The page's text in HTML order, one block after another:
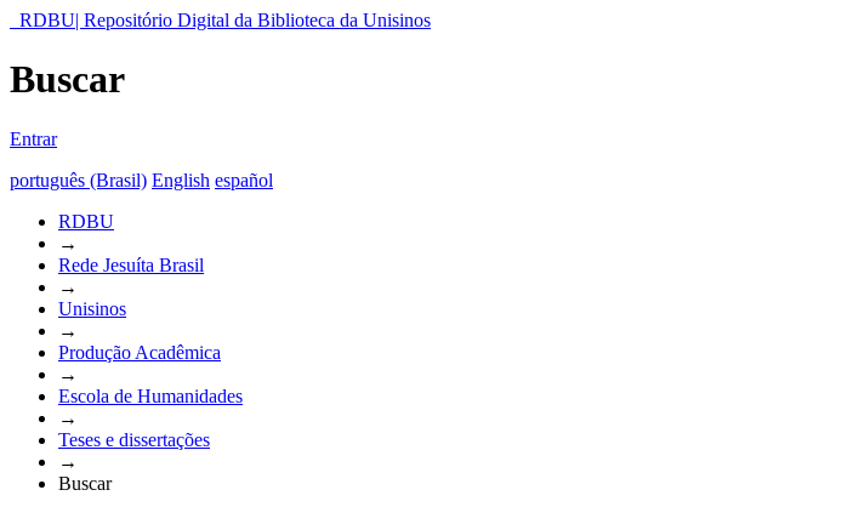
RDBU| Repositório Digital da Biblioteca da Unisinos
Buscar
Entrar
português (Brasil) English español
RDBU
→
Rede Jesuíta Brasil
→
Unisinos
→
Produção Acadêmica
→
Escola de Humanidades
→
Teses e dissertações
→
Buscar